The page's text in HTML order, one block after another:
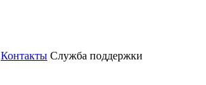
Контакты Служба поддержки